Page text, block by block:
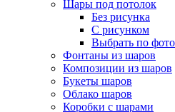
Шары под потолок
Без рисунка
С рисунком
Выбрать по фото
Фонтаны из шаров
Композиции из шаров
Букеты шаров
Облако шаров
Коробки с шарами